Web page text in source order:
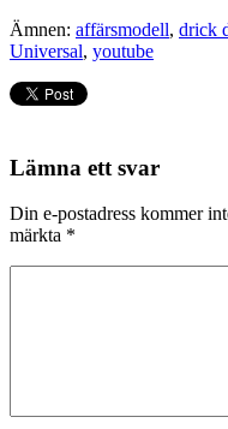
Ämnen: affärsmodell, drick
Universal, youtube
Lämna ett svar
Din e-postadress kommer
märkta *